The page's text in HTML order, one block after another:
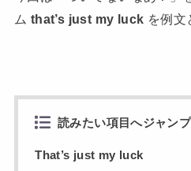
ム that’s just my luck を例文
読みたい項目へジャンプ
That’s just my luck